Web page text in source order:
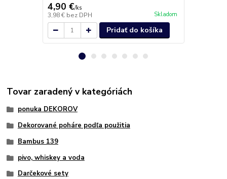
4,90 €/ks
3,98 € bez DPH Skladom
Pridať do košíka
Tovar zaradený v kategóriách
ponuka DEKOROV
Dekorované poháre podľa použitia
Bambus 139
pivo, whiskey a voda
Darčekové sety